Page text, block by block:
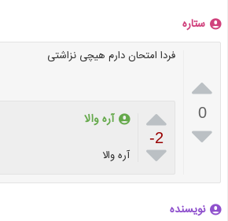
ستاره

0

فردا امتحان دارم هیچی نزاشتی

-2

آره والا
آره والا
نویسنده